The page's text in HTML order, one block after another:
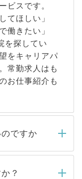
ビスです。
てほしい」
働きたい」
を探してい
をキャリアパ
常勤求人はも
お仕事紹介も
ですか
社担当者がご
ールもしくは
？